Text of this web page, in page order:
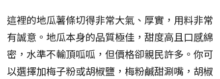
這裡的地瓜薯條切得非常大氣、厚實，用料非常
有誠意。地瓜本身的品質極佳，甜度高且口感綿
密，水準不輸頂呱呱，但價格卻親民許多。你可
以選擇加梅子粉或胡椒鹽，梅粉鹹甜涮嘴，胡椒